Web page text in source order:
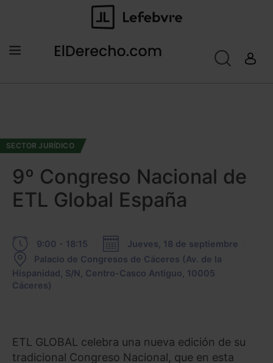
SECTOR JURÍDICO
9º Congreso Nacional de
ETL Global España
9:00 - 18:15
Jueves, 18 de septiembre
Palacio de Congresos de Cáceres (Av. de la
Hispanidad, S/N, Centro-Casco Antiguo, 10005
Cáceres)
ETL GLOBAL celebra una nueva edición de su
tradicional Congreso Nacional, que en esta